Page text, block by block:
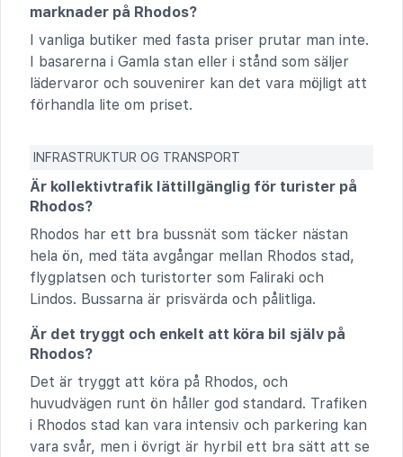
marknader på Rhodos?
I vanliga butiker med fasta priser prutar man inte.
I basarerna i Gamla stan eller i stånd som säljer
lädervaror och souvenirer kan det vara möjligt att
förhandla lite om priset.
INFRASTRUKTUR OG TRANSPORT
Är kollektivtrafik lättillgänglig för turister på
Rhodos?
Rhodos har ett bra bussnät som täcker nästan
hela ön, med täta avgångar mellan Rhodos stad,
flygplatsen och turistorter som Faliraki och
Lindos. Bussarna är prisvärda och pålitliga.
Är det tryggt och enkelt att köra bil själv på
Rhodos?
Det är tryggt att köra på Rhodos, och
huvudvägen runt ön håller god standard. Trafiken
i Rhodos stad kan vara intensiv och parkering kan
vara svår, men i övrigt är hyrbil ett bra sätt att se